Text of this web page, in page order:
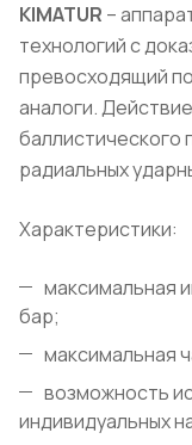
KIMATUR –
технологий с
превосходящий
аналоги.
радиальных
Характеристики:
максимальная
бар;
максимальная
возможность
индивидуальных